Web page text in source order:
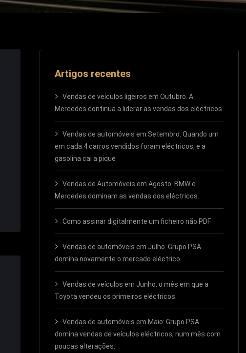
Artigos recentes
Vendas de veículos ligeiros em Outubro. A
Mercedes continua a liderar as vendas dos eléctricos.
Vendas de automóveis em Setembro. Quando um
em cada 4 carros vendidos foram eléctricos, e a
gasolina cai a pique
Vendas de Automóveis em Agosto. BMW e
Mercedes dominam as vendas dos eléctricos.
Como assinar digitalmente um ficheiro não PDF
Vendas de automóveis em Julho. Grupo PSA
domina novamente o mercado eléctrico
Vendas de veículos em Junho, o mês em que a
Toyota vendeu os primeiros eléctricos.
Vendas de automóveis em Maio: Grupo PSA
domina vendas de veículos eléctricos, num mês com
poucas alterações.